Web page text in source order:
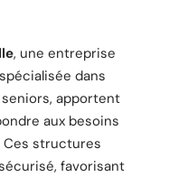
, une entreprise
dans
apportent
aux besoins
Ces structures
favorisant